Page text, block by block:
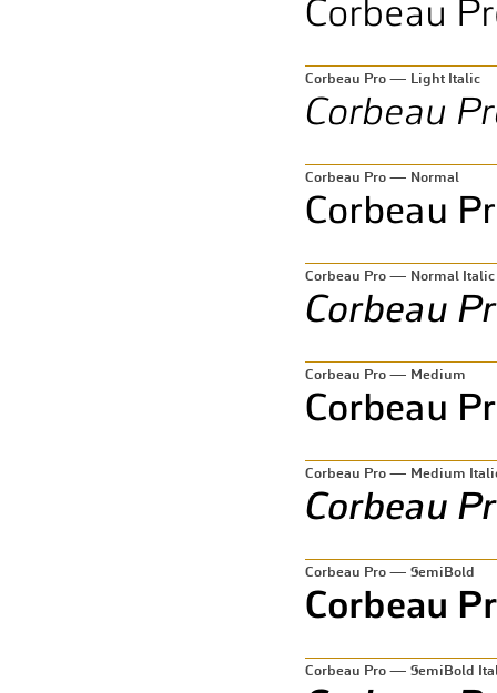
Corbeau Pro — Light Italic
Corbeau Pro — Normal
Corbeau Pro — Normal Italic
Corbeau Pro — Medium
Corbeau Pro — Medium
Corbeau Pro — SemiBold
Corbeau Pro — SemiBold